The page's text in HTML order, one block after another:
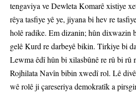
tengaviya ve Dewleta Komarê xistiye
rêya tasfiye yê ye, jiyana bi hev re
holê radike. Em dizanin; hûn dixwazin
gelê Kurd re darbeyê bikin. Tirkiye bi
Lewma êdî hûn bi xilasbûnê re rû bi rû
Rojhilata Navîn bibin xwedî rol. Lê
wê rolê ji çareseriya demokratîk a